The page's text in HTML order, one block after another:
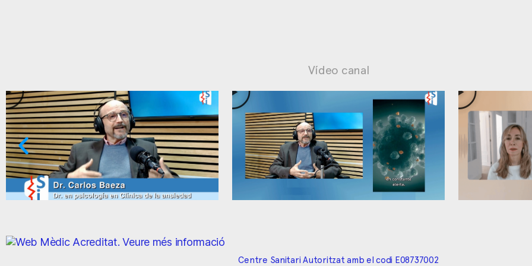
Vídeo canal
Ansietat: maneig contraproduent
Centre Sanitari Autoritzat amb el codi E08737002